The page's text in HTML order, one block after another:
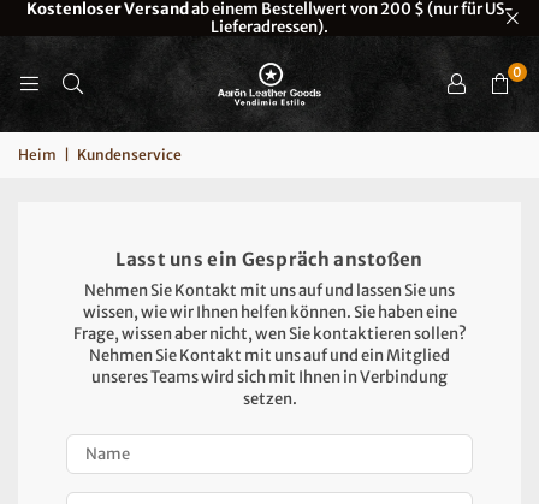
Kostenloser Versandab einem Bestellwert von 200 $ (nur für US-
Lieferadressen).
0
Heim Kundenservice
Lasst uns ein Gespräch anstoßen
Nehmen Sie Kontakt mit uns auf und lassen Sie uns
wissen, wie wir Ihnen helfen können. Sie haben eine
Frage, wissen aber nicht, wen Sie kontaktieren sollen?
Nehmen Sie Kontakt mit uns auf und ein Mitglied
unseres Teams wird sich mit Ihnen in Verbindung
setzen.
Leder